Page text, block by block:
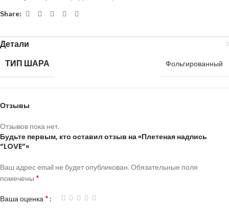
Share:
Детали
ТИП ШАРА
Фольгированный
Отзывы
Отзывов пока нет.
Будьте первым, кто оставил отзыв на «Плетеная надпись
“LOVE”»
Ваш адрес email не будет опубликован. Обязательные поля
помечены *
Ваша оценка *